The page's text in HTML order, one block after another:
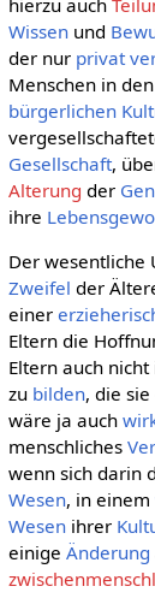
hierzu auch
Wissenund
der nur privat
Menschen in den
bürgerlichen
Gesellschaft,
Alterung der
ihre
Der wesentliche
Zweifel der
einer
Eltern die
Eltern auch
zu bilden, die
wäre ja auch
menschliches
wenn sich darin
Wesen, in einem
Wesenihrer
einige Änderung